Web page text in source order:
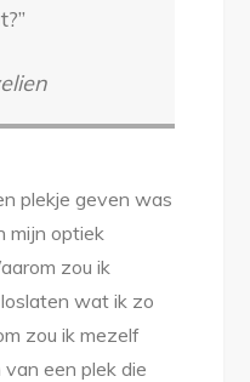
plekje geven was
mijn optiek
zou ik
wat ik zo
zou ik mezelf
een plek die